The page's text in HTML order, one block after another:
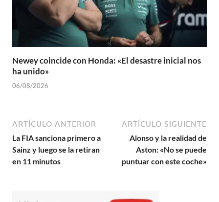
Newey coincide con Honda: «El desastre inicial nos
ha unido»
06/08/2026
ARTÍCULO ANTERIOR
La FIA sanciona primero a
Sainz y luego se la retiran
en 11 minutos
ARTÍCULO SIGUIENTE
Alonso y la realidad de
Aston: «No se puede
puntuar con este coche»